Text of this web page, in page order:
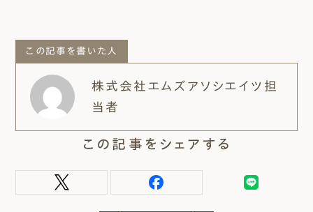
この記事を書いた人
株式会社エムズアソシエイツ担
当者
この記事をシェアする